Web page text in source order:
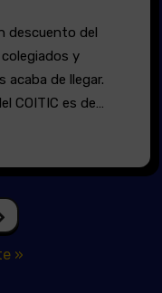
y
acaba de llegar.
COITIC es de…
»